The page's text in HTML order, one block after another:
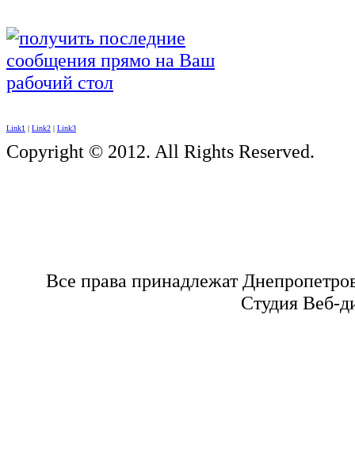
Link1 | Link2 | Link3
Copyright © 2012. All Rights Reserved.
Все права принадлежат
Студия Веб-